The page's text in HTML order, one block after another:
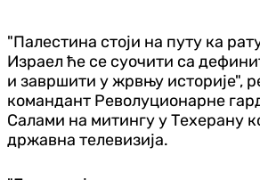
"Палестина стоји на путу ка
Израел ће се суочити са
и завршити у жрвњу историје",
командант Револуционарне
Салами на митингу у Техерану
државна телевизија.